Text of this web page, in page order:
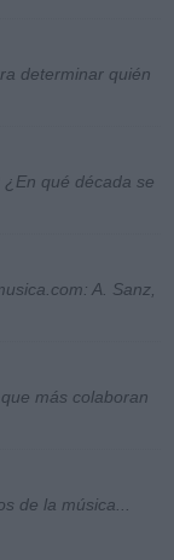
determinar quién
qué década se
A. Sanz,
más colaboran
de la música...